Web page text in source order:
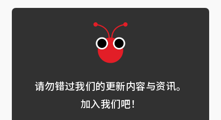
请勿错过我们的更新内容与资讯。
加入我们吧！